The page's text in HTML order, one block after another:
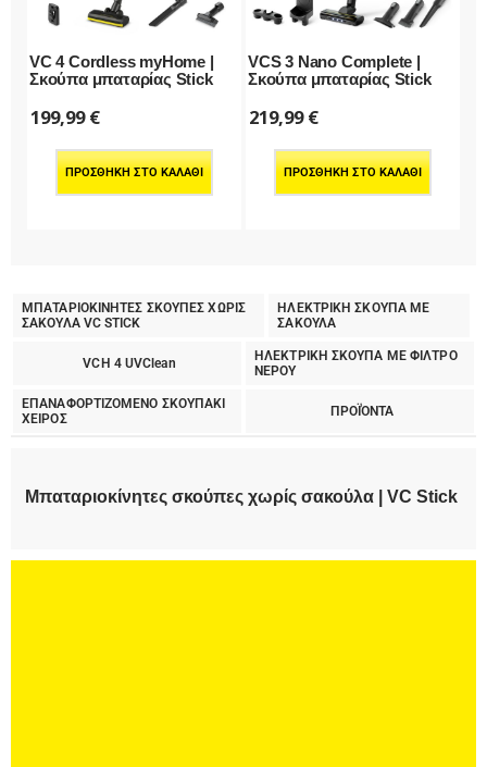
VC 4 Cordless myHome |
Σκούπα μπαταρίας Stick
199,99€
ΠΡΟΣΘΉΚΗ ΣΤΟ ΚΑΛΆΘΙ
VCS 3 Nano Complete |
Σκούπα μπαταρίας Stick
219,99€
ΠΡΟΣΘΉΚΗ ΣΤΟ ΚΑΛΆΘΙ
ΜΠΑΤΑΡΙΟΚΙΝΗΤΕΣ ΣΚΟΥΠΕΣ ΧΩΡΙΣ
ΣΑΚΟΥΛΑ VC STICK
ΗΛΕΚΤΡΙΚΗ ΣΚΟΥΠΑ ΜΕ
ΣΑΚΟΥΛΑ
VCH 4 UVClean
ΗΛΕΚΤΡΙΚΗ ΣΚΟΥΠΑ ΜΕ ΦΙΛΤΡΟ
ΝΕΡΟΥ
ΕΠΑΝΑΦΟΡΤΙΖΟΜΕΝΟ ΣΚΟΥΠΑΚΙ
ΧΕΙΡΟΣ
ΠΡΟΪΌΝΤΑ
Μπαταριοκίνητες σκούπες χωρίς σακούλα | VC Stick